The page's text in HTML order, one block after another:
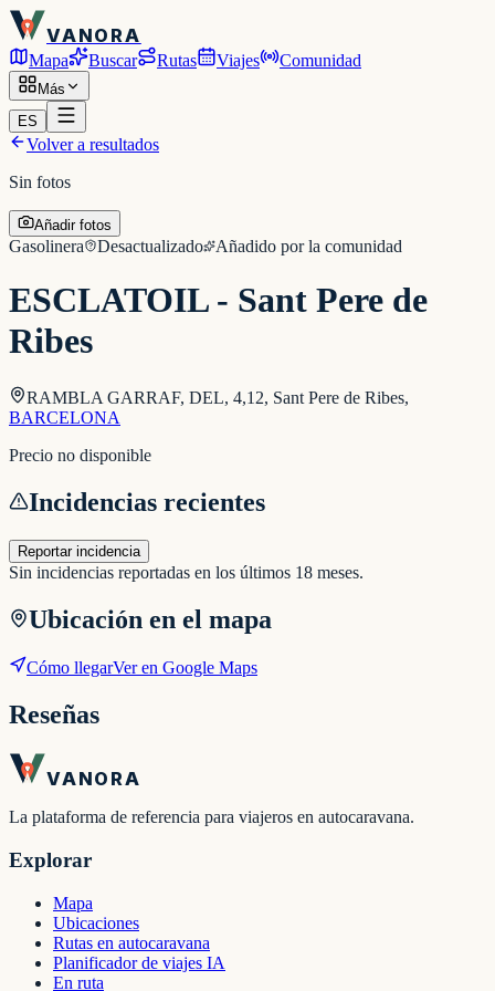
VANORA
Mapa Buscar Rutas Viajes Comunidad
Más
ES
Volver a resultados
Sin fotos
Añadir fotos
Gasolinera Desactualizado Añadido por la comunidad
ESCLATOIL - Sant Pere de
Ribes
RAMBLA GARRAF, DEL, 4,12, Sant Pere de Ribes,
BARCELONA
Precio no disponible
Incidencias recientes
Reportar incidencia
Sin incidencias reportadas en los últimos 18 meses.
Ubicación en el mapa
Cómo llegarVer en Google Maps
Reseñas
VANORA
La plataforma de referencia para viajeros en autocaravana.
Explorar
Mapa
Ubicaciones
Rutas en autocaravana
Planificador de viajes IA
En ruta